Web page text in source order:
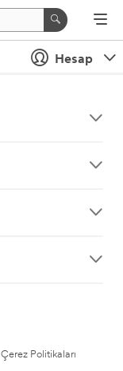
Hesap
Çerez Politikaları